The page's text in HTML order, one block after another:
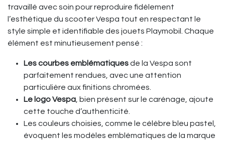
travaillé avec soin pour reproduire fidèlement
l’esthétique du scooter Vespa tout en respectant le
style simple et identifiable des jouets Playmobil. Chaque
élément est minutieusement pensé :
Les courbes emblématiquesde la Vespa sont
parfaitement rendues, avec une attention
particulière aux finitions chromées.
Le logo Vespa , bien présent sur le carénage, ajoute
cette touche d’authenticité.
Les couleurs choisies, comme le célèbre bleu pastel,
évoquent les modèles emblématiques de la marque